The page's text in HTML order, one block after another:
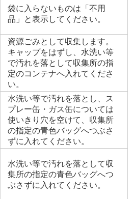
袋に入らないものは「不用
品」と表示してください。
資源ごみとして収集します。
キャップをはずし、水洗い等
で汚れを落として収集所の指
定のコンテナへ入れてくださ
い。
水洗い等で汚れを落とし、ス
プレー缶・ガス缶については
使いきり穴を空けて、収集所
の指定の青色バッグへつぶさ
ずに入れてください。
水洗い等で汚れを落として収
集所の指定の青色バッグへつ
ぶさずに入れてください。